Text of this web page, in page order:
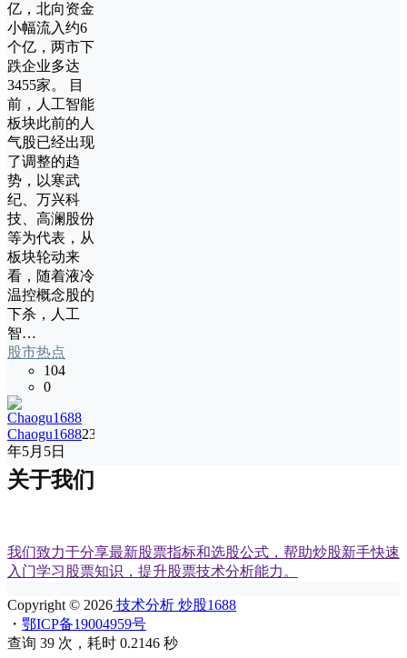
亿，北向资金
小幅流入约6
个亿，两市下
跌企业多达
3455家。 目
前，人工智能
板块此前的人
气股已经出现
了调整的趋
势，以寒武
纪、万兴科
技、高澜股份
等为代表，从
板块轮动来
看，随着液冷
温控概念股的
下杀，人工
智…
股市热点
104
0
Chaogu168823
年5月5日
关于我们
我们致力于分享最新股票指标和选股公式，帮助炒股新手快速
入门学习股票知识，提升股票技术分析能力。
Copyright © 2026 技术分析 炒股1688
・ 鄂ICP备19004959号
查询 39 次，耗时 0.2146 秒